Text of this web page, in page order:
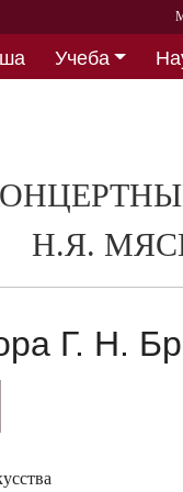
Учеба
Н.Я.
Г. Н.